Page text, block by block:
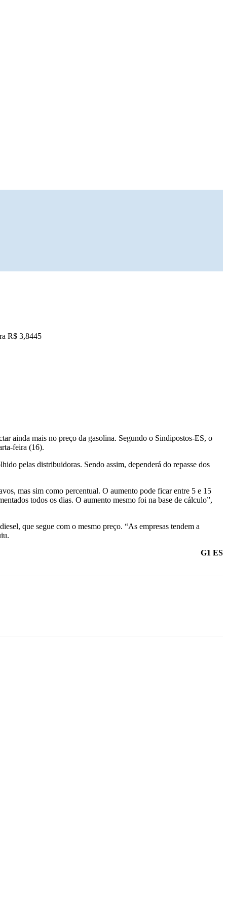
R$ 3,8445
ainda mais no preço da gasolina. Segundo o Sindipostos-ES, o
feira (16).
pelas distribuidoras. Sendo assim, dependerá do repasse dos
mas sim como percentual. O aumento pode ficar entre 5 e 15
todos os dias. O aumento mesmo foi na base de cálculo”,
que segue com o mesmo preço. “As empresas tendem a
G1 ES